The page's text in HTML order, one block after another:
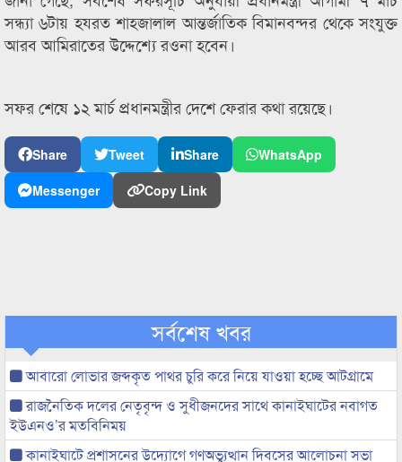
সন্ধ্যা ৬টায় হযরত শাহজালাল আন্তর্জাতিক বিমানবন্দর থেকে সংযুক্ত
আরব আমিরাতের উদ্দেশ্যে রওনা হবেন।
সফর শেষে ১২ মার্চ প্রধানমন্ত্রীর দেশে ফেরার কথা রয়েছে।
Share Tweet Share
WhatsApp
Messenger
Copy Link
সর্বশেষ খবর
আবারো লোভার জব্দকৃত পাথর চুরি করে নিয়ে যাওয়া হচ্ছে আটগ্রামে
রাজনৈতিক দলের নেতৃবৃন্দ ও সুধীজনদের সাথে কানাইঘাটের নবাগত
ইউএনও’র মতবিনিময়
কানাইঘাটে প্রশাসনের উদ্যোগে গণঅভ্যুত্থান দিবসের আলোচনা সভা